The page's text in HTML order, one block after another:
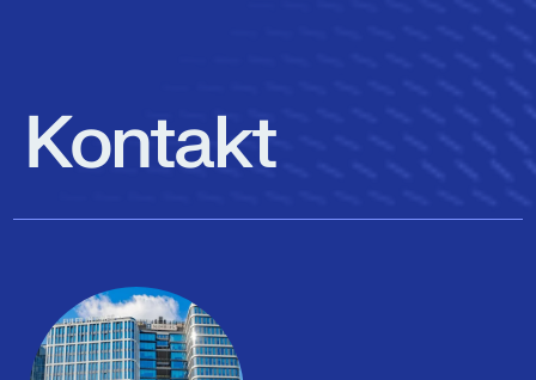
Kontakt